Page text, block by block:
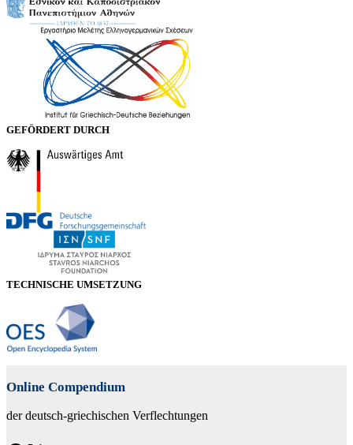
GEFÖRDERT DURCH
TECHNISCHE UMSETZUNG
Online Compendium
der deutsch-griechischen Verflechtungen